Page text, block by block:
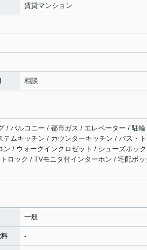
賃貸マンション
相談
/ バルコニー / 都市ガス / エレベーター / 駐輪
ムキッチン / カウンターキッチン / バス・
/ ウォークインクロゼット / シューズボック
ロック / TVモニタ付インターホン / 宅配ボッ
一般
-